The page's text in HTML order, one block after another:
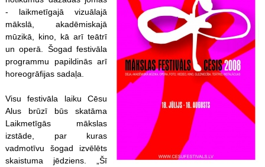
- laikmetīgajā vizuālajā
mākslā, akadēmiskajā
mūzikā, kino, kā arī teātrī
un operā. Šogad festivāla
programmu papildinās arī
horeogrāfijas sadaļa.
Visu festivāla laiku Cēsu
Alus brūzī būs skatāma
Laikmetīgās mākslas
izstāde, par kuras
vadmotīvu šogad izvēlēts
skaistuma jēdziens. „Šī